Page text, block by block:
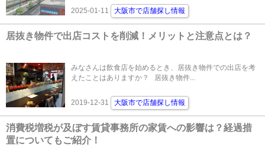
2025-01-11 大阪市で店舗探し情報
居抜き物件で出店コストを削減！メリットと注意点とは？
みなさんは飲食店を始めるとき、居抜き物件での出店を考
えたことはありますか？ 居抜き物件...
2019-12-31 大阪市で店舗探し情報
消費税増税が及ぼす賃貸事務所の家賃への影響は？経過措
置についてもご紹介！